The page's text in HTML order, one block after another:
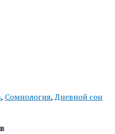
, Сомнология,Дневной сон